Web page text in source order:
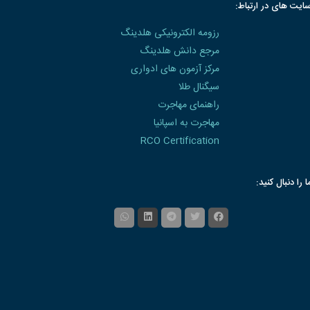
های در ارتباط:
رزومه الکترونیکی هلدینگ
مرجع دانش هلدینگ
مرکز آزمون های ادواری
سیگنال طلا
راهنمای مهاجرت
مهاجرت به اسپانیا
RCO Certification
را دنبال کنید: